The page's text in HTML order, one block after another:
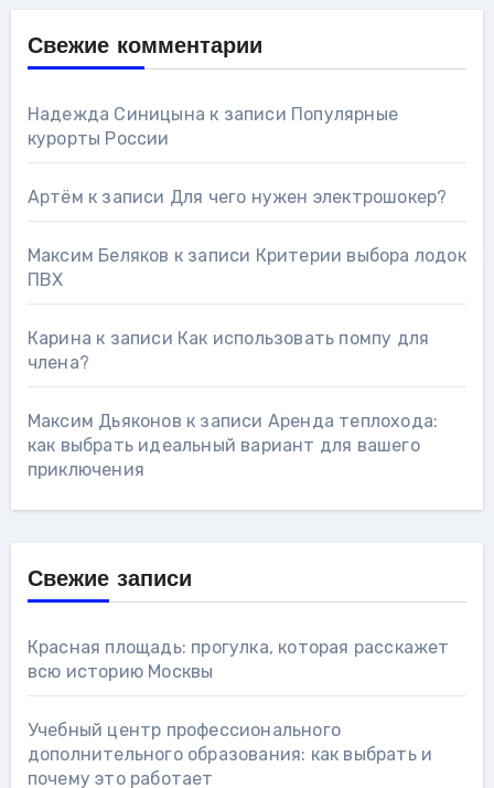
Свежие комментарии
Надежда Синицына к записи Популярные
курорты России
Артём к записи Для чего нужен электрошокер?
Максим Беляков к записи Критерии выбора лодок
ПВХ
Карина к записи Как использовать помпу для
члена?
Максим Дьяконов к записи Аренда теплохода:
как выбрать идеальный вариант для вашего
приключения
Свежие записи
Красная площадь: прогулка, которая расскажет
всю историю Москвы
Учебный центр профессионального
дополнительного образования: как выбрать и
почему это работает